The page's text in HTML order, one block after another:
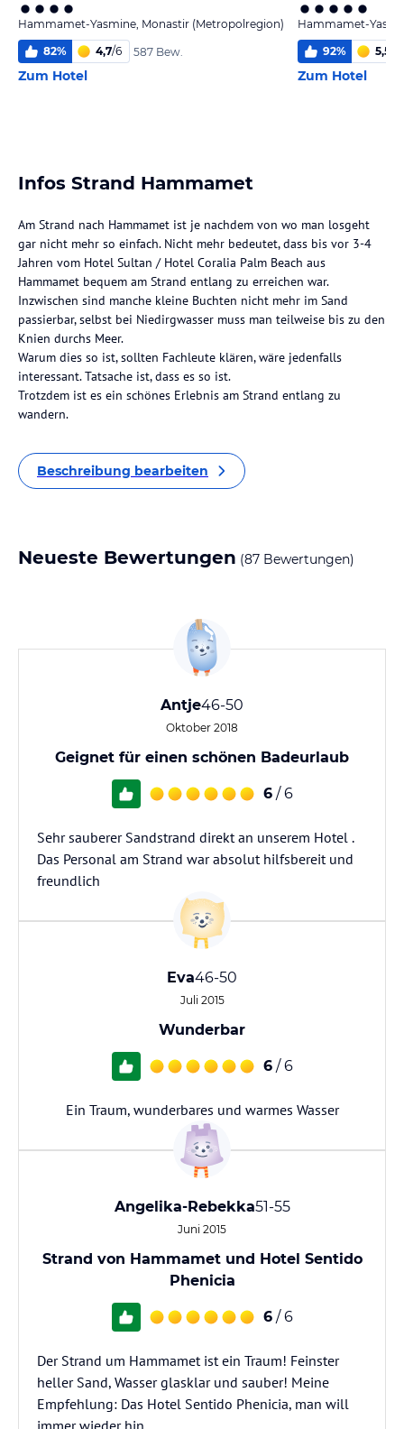
Hammamet-Yasmine, Monastir (Metropolregion)
82% 4,7/6 587 Bew.
Zum Hotel
Hammamet-
92% 5,5
Zum Hotel
Infos Strand Hammamet
Am Strand nach Hammamet ist je nachdem von wo man losgeht
gar nicht mehr so einfach. Nicht mehr bedeutet, dass bis vor 3-4
Jahren vom Hotel Sultan / Hotel Coralia Palm Beach aus
Hammamet bequem am Strand entlang zu erreichen war.
Inzwischen sind manche kleine Buchten nicht mehr im Sand
passierbar, selbst bei Niedirgwasser muss man teilweise bis zu den
Knien durchs Meer.
Warum dies so ist, sollten Fachleute klären, wäre jedenfalls
interessant. Tatsache ist, dass es so ist.
Trotzdem ist es ein schönes Erlebnis am Strand entlang zu
wandern.
Beschreibung bearbeiten
Neueste Bewertungen (87 Bewertungen)
Antje46-50
Oktober 2018
Geignet für einen schönen Badeurlaub
6 / 6
Sehr sauberer Sandstrand direkt an unserem Hotel .
Das Personal am Strand war absolut hilfsbereit und
freundlich
Eva46-50
Juli 2015
Wunderbar
6 / 6
Ein Traum, wunderbares und warmes Wasser
Angelika-Rebekka51-55
Juni 2015
Strand von Hammamet und Hotel Sentido
Phenicia
6 / 6
Der Strand um Hammamet ist ein Traum! Feinster
heller Sand, Wasser glasklar und sauber! Meine
Empfehlung: Das Hotel Sentido Phenicia, man will
immer wieder hin.